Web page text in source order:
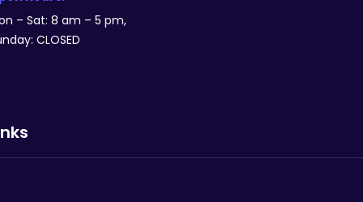
– Sat: 8 am – 5 pm,
CLOSED